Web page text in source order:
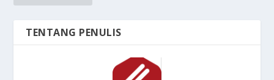
TENTANG PENULIS